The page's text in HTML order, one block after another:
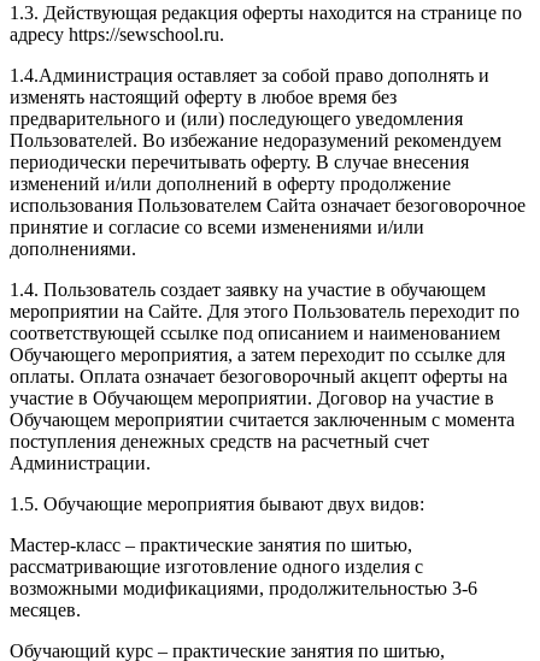
1.3. Действующая редакция оферты находится на странице по
адресу https://sewschool.ru.
1.4.Администрация оставляет за собой право дополнять и
изменять настоящий оферту в любое время без
предварительного и (или) последующего уведомления
Пользователей. Во избежание недоразумений рекомендуем
периодически перечитывать оферту. В случае внесения
изменений и/или дополнений в оферту продолжение
использования Пользователем Сайта означает безоговорочное
принятие и согласие со всеми изменениями и/или
дополнениями.
1.4. Пользователь создает заявку на участие в обучающем
мероприятии на Сайте. Для этого Пользователь переходит по
соответствующей ссылке под описанием и наименованием
Обучающего мероприятия, а затем переходит по ссылке для
оплаты. Оплата означает безоговорочный акцепт оферты на
участие в Обучающем мероприятии. Договор на участие в
Обучающем мероприятии считается заключенным с момента
поступления денежных средств на расчетный счет
Администрации.
1.5. Обучающие мероприятия бывают двух видов:
Мастер-класс – практические занятия по шитью,
рассматривающие изготовление одного изделия с
возможными модификациями, продолжительностью 3-6
месяцев.
Обучающий курс – практические занятия по шитью,